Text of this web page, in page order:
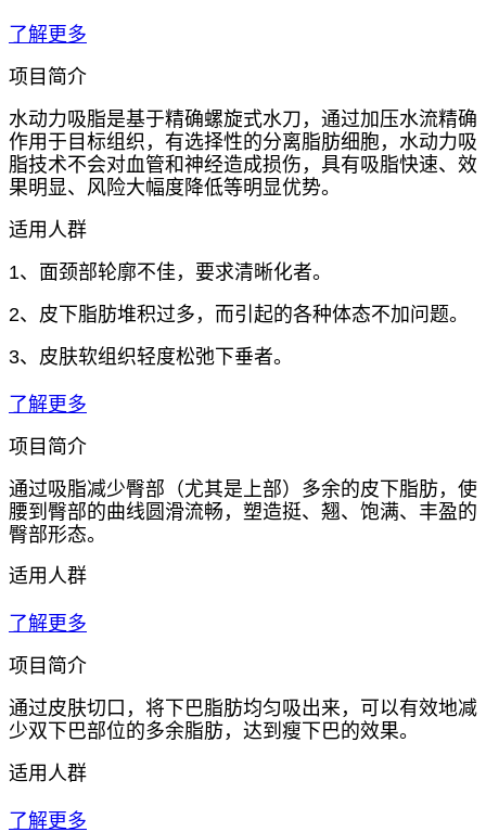
了解更多
项目简介
水动力吸脂是基于精确螺旋式水刀，通过加压水流精确
作用于目标组织，有选择性的分离脂肪细胞，水动力吸
脂技术不会对血管和神经造成损伤，具有吸脂快速、效
果明显、风险大幅度降低等明显优势。
适用人群
1、面颈部轮廓不佳，要求清晰化者。
2、皮下脂肪堆积过多，而引起的各种体态不加问题。
3、皮肤软组织轻度松弛下垂者。
了解更多
项目简介
通过吸脂减少臀部（尤其是上部）多余的皮下脂肪，使
腰到臀部的曲线圆滑流畅，塑造挺、翘、饱满、丰盈的
臀部形态。
适用人群
了解更多
项目简介
通过皮肤切口，将下巴脂肪均匀吸出来，可以有效地减
少双下巴部位的多余脂肪，达到瘦下巴的效果。
适用人群
了解更多